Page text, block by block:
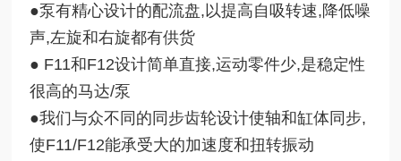
●泵有精心设计的配流盘,以提高自吸转速,降低噪
声,左旋和右旋都有供货
● F11和F12设计简单直接,运动零件少,是稳定性
很高的马达/泵
●我们与众不同的同步齿轮设计使轴和缸体同步,
使F11/F12能承受大的加速度和扭转振动